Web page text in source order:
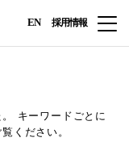
EN 採用情報
キーワードごとに
ください。